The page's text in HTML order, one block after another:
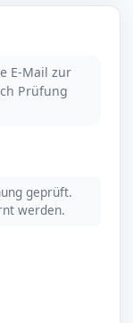
E-Mail zur
Prüfung
geprüft.
werden.